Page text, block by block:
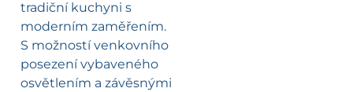
tradiční kuchyni s
moderním zaměřením.
S možností venkovního
posezení vybaveného
osvětlením a závěsnými